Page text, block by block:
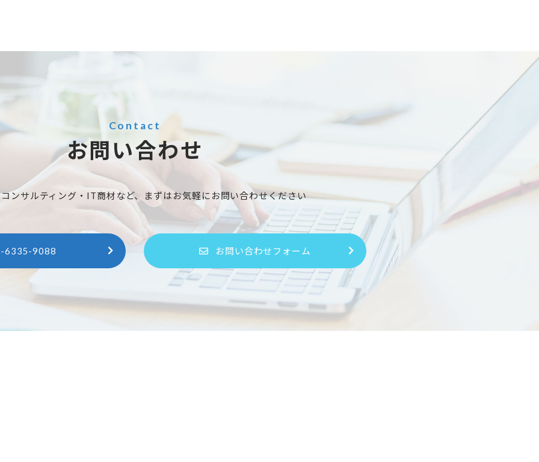
Contact
お問い合わせ
ンサルティング・IT商材など、まずはお気軽にお問い合わせください
6335-9088 お問い合わせフォーム